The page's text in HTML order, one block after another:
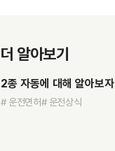
더 알아보기
2종 자동에 대해 알아보자
# 운전면허# 운전상식